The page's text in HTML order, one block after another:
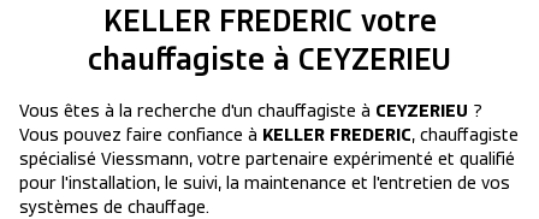
KELLER FREDERIC votre
chauffagiste à CEYZERIEU
Vous êtes à la recherche d'un chauffagiste à CEYZERIEU ?
Vous pouvez faire confiance à KELLER FREDERIC, chauffagiste
spécialisé Viessmann, votre partenaire expérimenté et qualifié
pour l'installation, le suivi, la maintenance et l'entretien de vos
systèmes de chauffage.